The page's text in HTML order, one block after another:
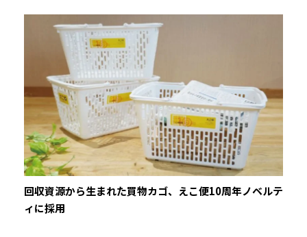
回収資源から生まれた買物カゴ、えこ便10周年ノベルテ
ィに採用